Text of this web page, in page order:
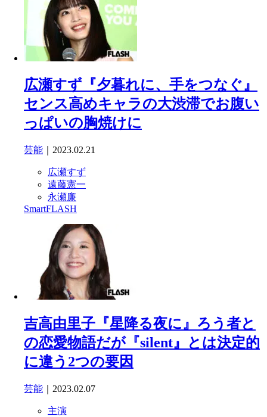
広瀬すず『夕暮れに、手をつなぐ』
センス高めキャラの大渋滞でお腹い
っぱいの胸焼けに
芸能 ｜2023.02.21
広瀬すず
遠藤憲一
永瀬廉
SmartFLASH
吉高由里子『星降る夜に』ろう者と
の恋愛物語だが『silent』とは決定的
に違う2つの要因
芸能 ｜2023.02.07
主演